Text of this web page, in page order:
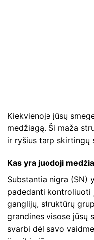
Kiekvienoje jūsų
medžiagą. Ši maža
ir ryšius tarp skirtingų
Kas yra juodoji
Substantia nigra (SN)
padedanti kontroliuoti
ganglijų, struktūrų
grandines visose jūsų
svarbi dėl savo